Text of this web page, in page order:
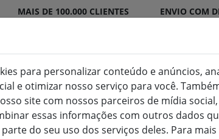
MAIS DE 100.000 CLIENTES
ENVIO COM
para interior e exterior
Cozinha e
de fadas
para personalizar conteúdo e anúncios,
e otimizar nosso serviço para você.
site com nossos parceiros de mídia
essas informações com outros dados
do seu uso dos serviços deles. Para